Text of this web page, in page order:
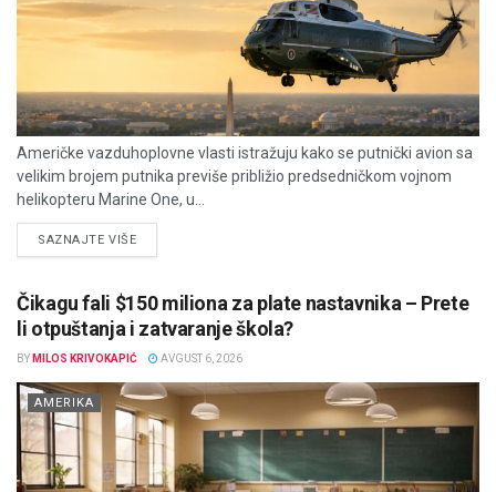
Američke vazduhoplovne vlasti istražuju kako se putnički avion sa
velikim brojem putnika previše približio predsedničkom vojnom
helikopteru Marine One, u...
SAZNAJTE VIŠEDETAILS
Čikagu fali $150 miliona za plate nastavnika – Prete
li otpuštanja i zatvaranje škola?
BY MILOS KRIVOKAPIĆ AVGUST 6, 2026
AMERIKA